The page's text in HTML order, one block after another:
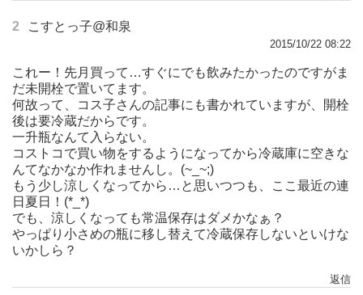
2 こすとっ子@和泉
2015/10/22 08:22
これー！先月買って…すぐにでも飲みたかったのですがま
だ未開栓で置いてます。
何故って、コス子さんの記事にも書かれていますが、開栓
後は要冷蔵だからです。
一升瓶なんて入らない。
コストコで買い物をするようになってから冷蔵庫に空きな
んてなかなか作れませんし。(~_~;)
もう少し涼しくなってから…と思いつつも、ここ最近の連
日夏日！(*_*)
でも、涼しくなっても常温保存はダメかなぁ？
やっぱり小さめの瓶に移し替えて冷蔵保存しないといけな
いかしら？
返信